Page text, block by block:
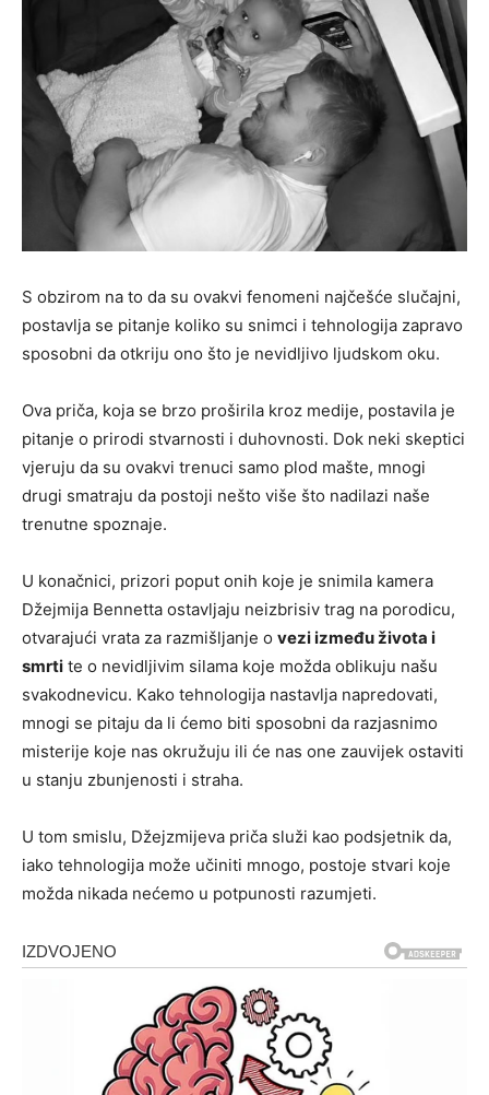
S obzirom na to da su ovakvi fenomeni najčešće slučajni,
postavlja se pitanje koliko su snimci i tehnologija zapravo
sposobni da otkriju ono što je nevidljivo ljudskom oku.
Ova priča, koja se brzo proširila kroz medije, postavila je
pitanje o prirodi stvarnosti i duhovnosti. Dok neki skeptici
vjeruju da su ovakvi trenuci samo plod mašte, mnogi
drugi smatraju da postoji nešto više što nadilazi naše
trenutne spoznaje.
U konačnici, prizori poput onih koje je snimila kamera
Džejmija Bennetta ostavljaju neizbrisiv trag na porodicu,
otvarajući vrata za razmišljanje o vezi između života i
smrti te o nevidljivim silama koje možda oblikuju našu
svakodnevicu. Kako tehnologija nastavlja napredovati,
mnogi se pitaju da li ćemo biti sposobni da razjasnimo
misterije koje nas okružuju ili će nas one zauvijek ostaviti
u stanju zbunjenosti i straha.
U tom smislu, Džejzmijeva priča služi kao podsjetnik da,
iako tehnologija može učiniti mnogo, postoje stvari koje
možda nikada nećemo u potpunosti razumjeti.